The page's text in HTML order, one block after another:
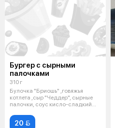
Бургер с сырными
палочками
310 г
Булочка "Бриошь" ,говяжья
котлета ,сыр "Чеддер", сырные
палочки, соус кисло-сладкий
20 